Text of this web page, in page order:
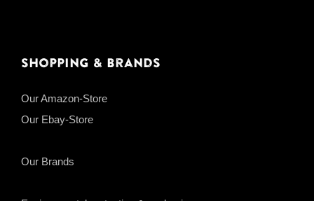
Shopping & Brands
Our Amazon-Store
Our Ebay-Store
Our Brands